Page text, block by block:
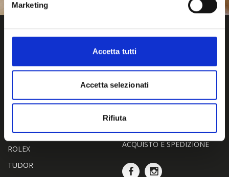
Marketing
Accetta tutti
Accetta selezionati
Rifiuta
BIONDI
ROLEX
TUDOR
ACQUISTO E SPEDIZIONE